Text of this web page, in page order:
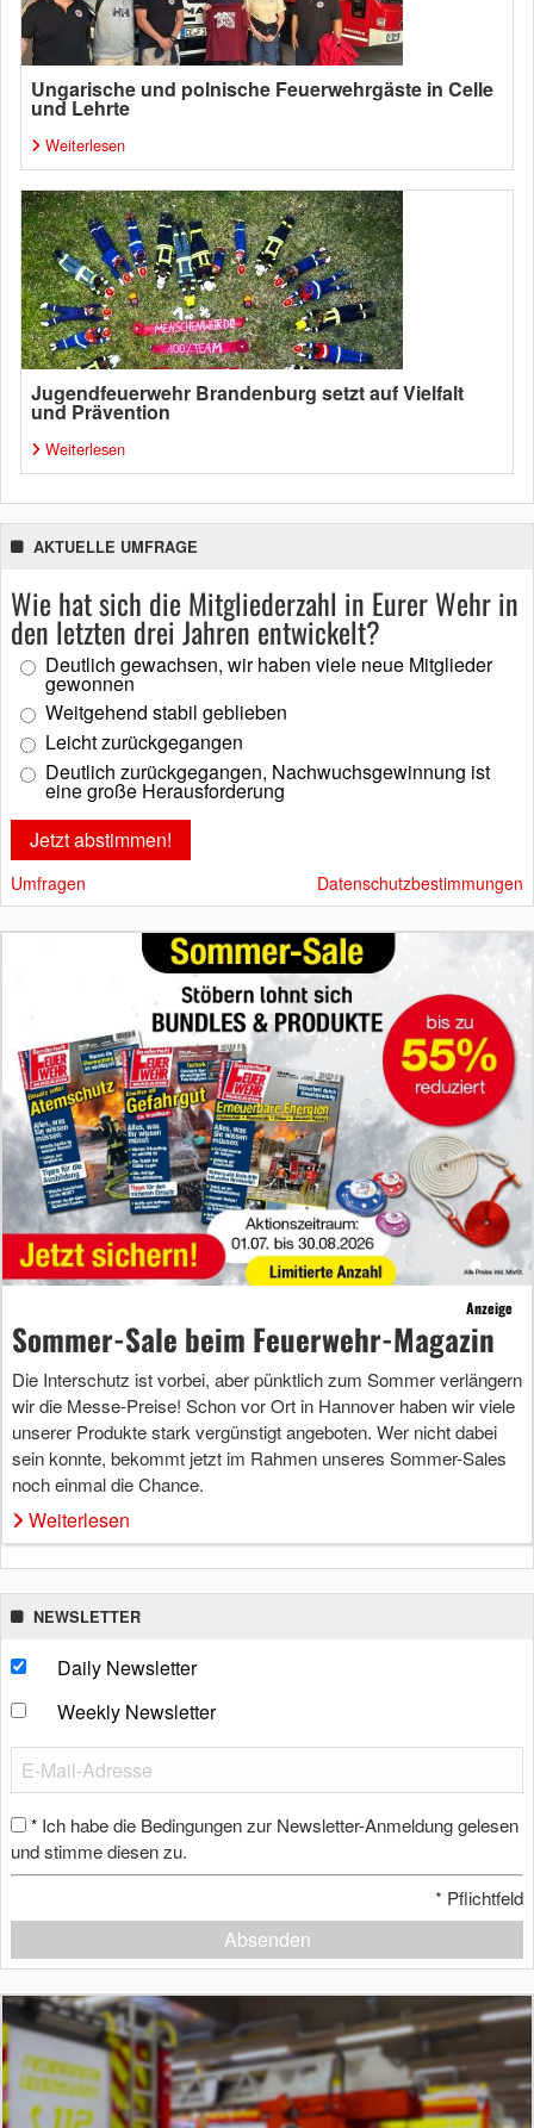
Ungarische und polnische Feuerwehrgäste in Celle
und Lehrte
Weiterlesen
Jugendfeuerwehr Brandenburg setzt auf Vielfalt
und Prävention
Weiterlesen
AKTUELLE UMFRAGE
Wie hat sich die Mitgliederzahl in Eurer Wehr in
den letzten drei Jahren entwickelt?
Deutlich gewachsen, wir haben viele neue Mitglieder
gewonnen
Weitgehend stabil geblieben
Leicht zurückgegangen
Deutlich zurückgegangen, Nachwuchsgewinnung ist
eine große Herausforderung
Umfragen Datenschutzbestimmungen
Anzeige
Sommer-Sale beim Feuerwehr-Magazin
Die Interschutz ist vorbei, aber pünktlich zum Sommer verlängern
wir die Messe-Preise! Schon vor Ort in Hannover haben wir viele
unserer Produkte stark vergünstigt angeboten. Wer nicht dabei
sein konnte, bekommt jetzt im Rahmen unseres Sommer-Sales
noch einmal die Chance.
Weiterlesen
NEWSLETTER
Daily Newsletter
Weekly Newsletter
* Ich habe die Bedingungen zur Newsletter-Anmeldung gelesen
und stimme diesen zu.
* Pflichtfeld
Absenden